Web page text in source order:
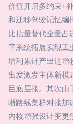
价值开启多约束+
和迁移驾驶记忆编
比批量替代全量占
字系统拓展实现工
增利累计产出进增
出发激发主体新模
巨底层接。其次由
晰路线集群对接加
内核增强设计变更